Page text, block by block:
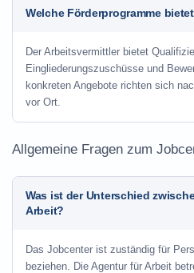
Welche Förderprogramme
Der Arbeitsvermittler bietet
Eingliederungszuschüsse und
konkreten Angebote richten sich
vor Ort.
Allgemeine Fragen zum
Was ist der Unterschied
Arbeit?
Das Jobcenter ist zuständig für
beziehen. Die Agentur für Arbeit